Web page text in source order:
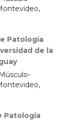
Patología
de la
Patología